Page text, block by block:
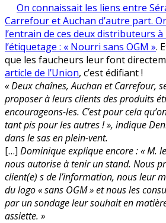
les
et
la
On connaissait les liens entre
Carrefour et Auchan d’autre part.
l’entrain de ces deux distributeurs
l’étiquetage : « Nourri sans OGM ».
que les faucheurs leur font
article de l’Union, c’est édifiant !
« Deux chaînes, Auchan et Carrefour,
proposer à leurs clients des produits
encourageons-les. C’est pour cela
tant pis pour les autres ! », indique
dans le sas en plein-vent.
[…] Dominique explique encore : « M.
nous autorise à tenir un stand. Nous
client(e) s de l’information, nous leur
du logo « sans OGM » et nous les
par un sondage leur souhait en
assiette. »